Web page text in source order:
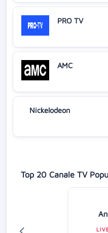
PRO TV
AMC
Nickelodeon
Top 20 Canale TV